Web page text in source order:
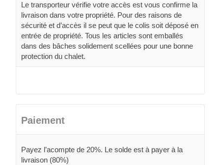
Le transporteur vérifie votre accès est vous confirme la
livraison dans votre propriété. Pour des raisons de
sécurité et d’accès il se peut que le colis soit déposé en
entrée de propriété. Tous les articles sont emballés
dans des bâches solidement scellées pour une bonne
protection du chalet.
Paiement
Payez l’acompte de 20%. Le solde est à payer à la
livraison (80%)